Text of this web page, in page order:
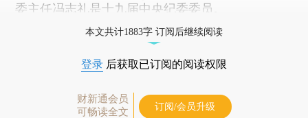
委主任冯志礼是十九届中央纪委委员。
本文共计1883字 订阅后继续阅读
登录 后获取已订阅的阅读权限
财新通会员
可畅读全文
订阅/会员升级